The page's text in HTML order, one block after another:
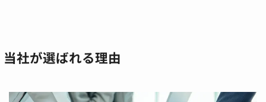
当社が選ばれる理由